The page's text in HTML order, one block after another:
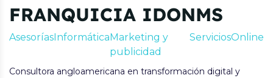
FRANQUICIA IDONMS
Asesorías Informática Marketing y
publicidad
ServiciosOnline
Consultora angloamericana en transformación digital y